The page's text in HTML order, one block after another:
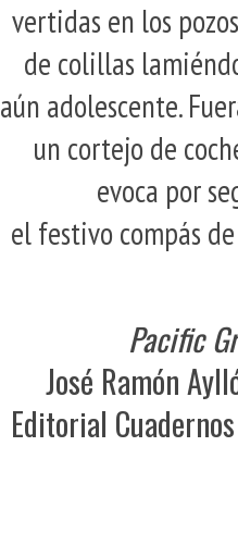
vertidas en los
de colillas
aún adolescente.
un cortejo de
evoca por
el festivo compás
Pacific
José Ramón
Editorial